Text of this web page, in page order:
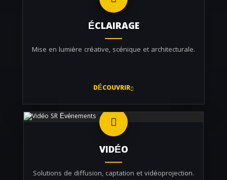
ÉCLAIRAGE
Mise en lumière créative, scénique et architecturale.
DÉCOUVRIR
VIDÉO
Solutions de diffusion, captation et vidéoprojection.